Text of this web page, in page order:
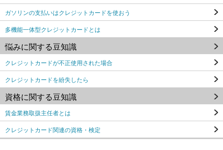
ガソリンの支払いはクレジットカードを使おう
多機能一体型クレジットカードとは
悩みに関する豆知識
クレジットカードが不正使用された場合
クレジットカードを紛失したら
資格に関する豆知識
賃金業務取扱主任者とは
クレジットカード関連の資格・検定